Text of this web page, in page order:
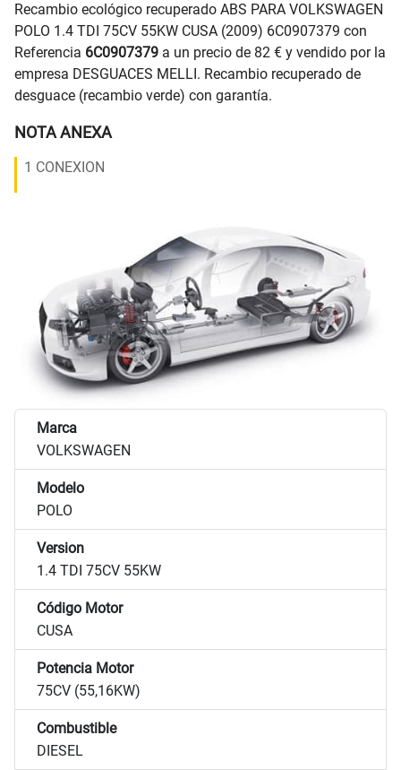
Recambio ecológico recuperado ABS PARA VOLKSWAGEN
POLO 1.4 TDI 75CV 55KW CUSA (2009) 6C0907379 con
Referencia 6C0907379 a un precio de 82 € y vendido por la
empresa DESGUACES MELLI. Recambio recuperado de
desguace (recambio verde) con garantía.
NOTA ANEXA
1 CONEXION
Marca
VOLKSWAGEN
Modelo
POLO
Version
1.4 TDI 75CV 55KW
Código Motor
CUSA
Potencia Motor
75CV (55,16KW)
Combustible
DIESEL